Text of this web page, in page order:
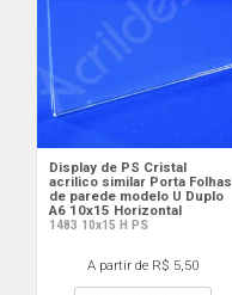
Display de PS Cristal
acrilico similar Porta Folhas
de parede modelo U Duplo
A6 10x15 Horizontal
1483 10x15 H PS
A partir de R$ 5,50